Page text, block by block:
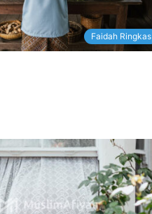
Faidah Ringkas